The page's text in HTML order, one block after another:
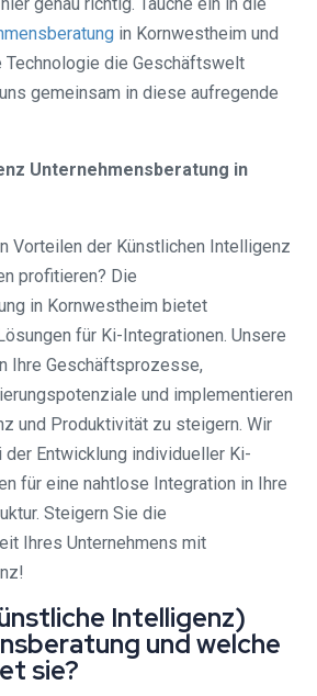
in Kornwestheim und
die Geschäftswelt
gemeinsam in diese aufregende
Unternehmensberatung in
Vorteilen der Künstlichen Intelligenz
profitieren? Die
in Kornwestheim bietet
für Ki-Integrationen. Unsere
Ihre Geschäftsprozesse,
und implementieren
und Produktivität zu steigern. Wir
Entwicklung individueller Ki-
für eine nahtlose Integration in Ihre
Steigern Sie die
Ihres Unternehmens mit
Intelligenz)
und welche
sie?